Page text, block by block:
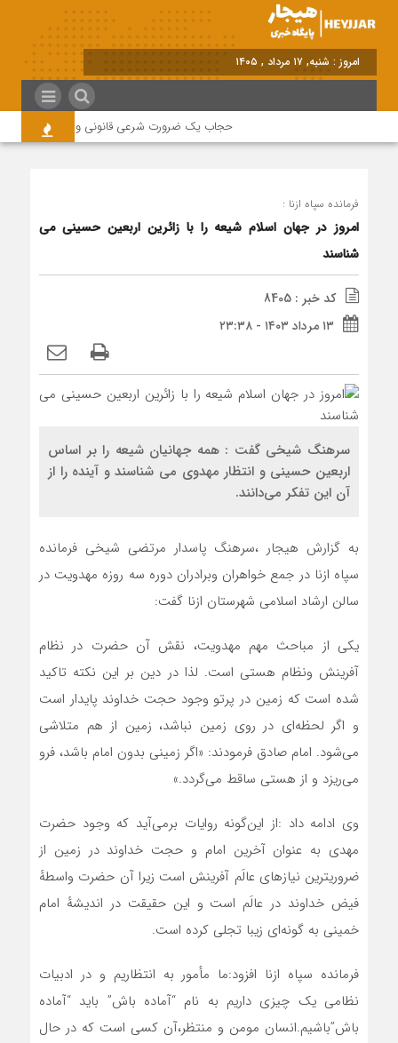
امروز : شنبه, ۱۷ مرداد , ۱۴۰۵
حجاب یک ضرورت شرعی قانونی و همه در این
فرمانده سپاه ازنا :
امروز در جهان اسلام شیعه را با زائرین اربعین حسینی می
شناسند
کد خبر : 8405
۱۳ مرداد ۱۴۰۳ - ۲۳:۳۸
سرهنگ شیخی گفت :‍ همه جهانیان شیعه را بر اساس
اربعین حسینی و انتظار مهدوی می شناسند و آینده را از
آن این تفکر می‌دانند.
به گزارش هیجار ،سرهنگ پاسدار مرتضی شیخی فرمانده
سپاه ازنا در جمع خواهران وبرادران دوره سه روزه مهدویت در
سالن ارشاد اسلامی شهرستان ازنا گفت:
یکی از مباحث مهم مهدویت، نقش آن حضرت در نظام
آفرینش ونظام هستی است. لذا در دین بر این نکته تاکید
شده است که زمین در پرتو وجود حجت خداوند پایدار است
و اگر لحظه‌ای در روی زمین نباشد، زمین از هم متلاشی
می‌شود. امام صادق فرمودند: «اگر زمینی بدون امام باشد، فرو
می‌ریزد و از هستی ساقط می‌گردد.»
وی ادامه داد :از این‌گونه روایات برمی‌آید که وجود حضرت
مهدی به عنوان آخرین امام و حجت خداوند در زمین از
ضروریترین نیازهای عالَم آفرینش است زیرا آن حضرت واسطهٔ
فیض خداوند در عالَم است و این حقیقت در اندیشهٔ امام
خمینی به گونه‌ای زیبا تجلی کرده است.
فرمانده سپاه ازنا افزود:ما مأمور به انتظاریم و در ادبیات
نظامی یک چیزی داریم به نام “آماده باش” باید “آماده
باش”باشیم.انسان مومن و منتظر،آن کسی است که در حال